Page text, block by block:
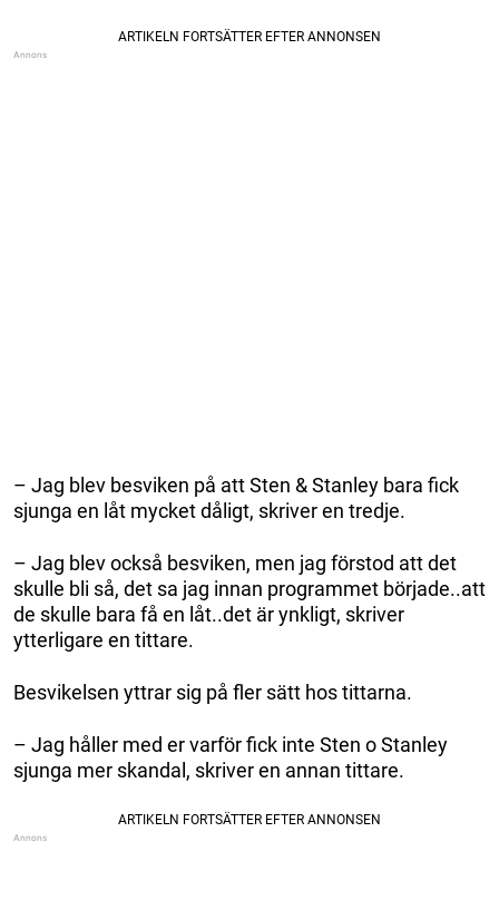
– Jag blev besviken på att Sten & Stanley bara fick
sjunga en låt mycket dåligt, skriver en tredje.
– Jag blev också besviken, men jag förstod att det
skulle bli så, det sa jag innan programmet började..att
de skulle bara få en låt..det är ynkligt, skriver
ytterligare en tittare.
Besvikelsen yttrar sig på fler sätt hos tittarna.
– Jag håller med er varför fick inte Sten o Stanley
sjunga mer skandal, skriver en annan tittare.